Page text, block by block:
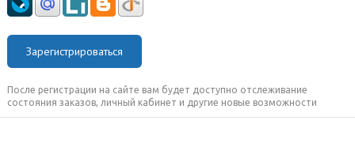
Зарегистрироваться
После регистрации на сайте вам будет доступно отслеживание
состояния заказов, личный кабинет и другие новые возможности